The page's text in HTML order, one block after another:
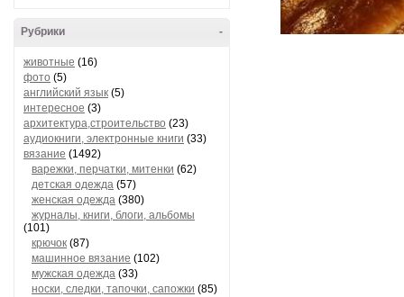
-
Рубрики
животные (16)
фото (5)
английский язык (5)
интересное (3)
архитектура,строительство (23)
аудиокниги, электронные книги (33)
вязание (1492)
варежки, перчатки, митенки (62)
детская одежда (57)
женская одежда (380)
журналы, книги, блоги, альбомы
(101)
крючок (87)
машинное вязание (102)
мужская одежда (33)
носки, следки, тапочки, сапожки (85)